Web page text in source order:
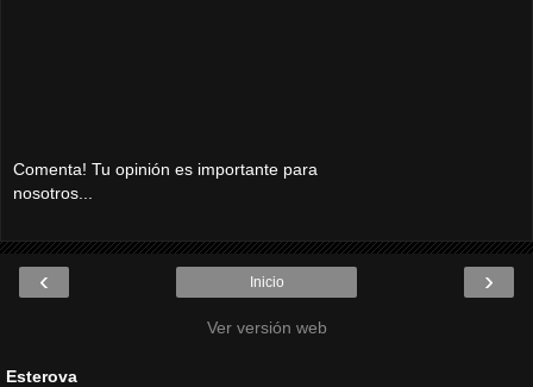
Comenta! Tu opinión es importante para
nosotros...
‹ ›
Inicio
Ver versión web
Esterova